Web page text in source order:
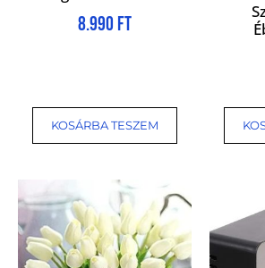
8.990 Ft
KOSÁRBA TESZEM